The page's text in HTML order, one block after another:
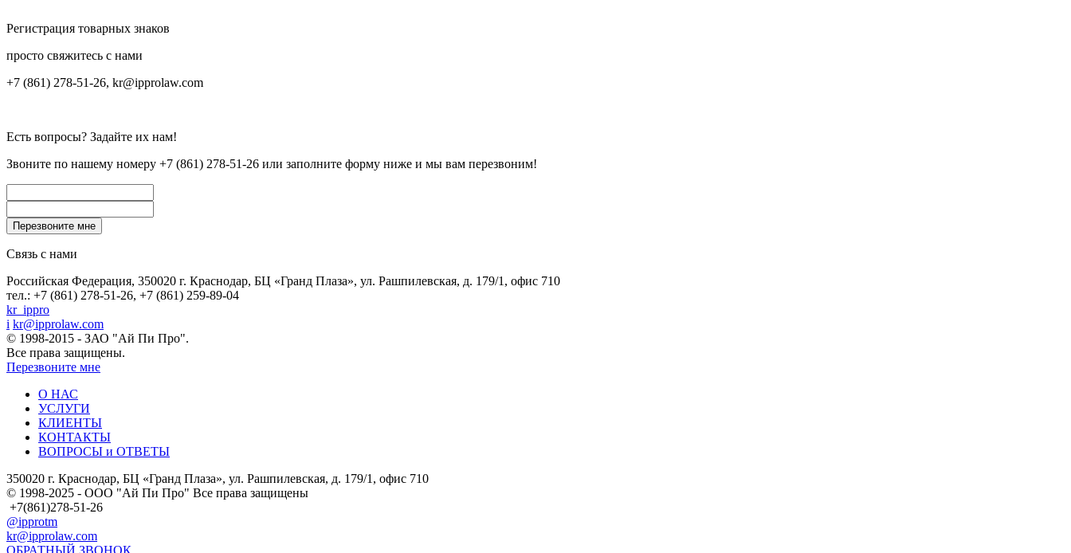
Регистрация товарных знаков
просто свяжитесь с нами
+7 (861) 278-51-26, kr@ipprolaw.com
Есть вопросы? Задайте их нам!
Звоните по нашему номеру +7 (861) 278-51-26 или заполните форму ниже и мы вам перезвоним!
Связь с нами
Российская Федерация, 350020 г. Краснодар, БЦ «Гранд Плаза», ул. Рашпилевская, д. 179/1, офис 710
тел.: +7 (861) 278-51-26, +7 (861) 259-89-04
kr_ippro
i kr@ipprolaw.com
© 1998-2015 - ЗАО "Ай Пи Про".
Все права защищены.
Перезвоните мне
О НАС
УСЛУГИ
КЛИЕНТЫ
КОНТАКТЫ
ВОПРОСЫ и ОТВЕТЫ
350020 г. Краснодар, БЦ «Гранд Плаза», ул. Рашпилевская, д. 179/1, офис 710
© 1998-2025 - ООО "Ай Пи Про" Все права защищены
+7(861)278-51-26
@ipprotm
kr@ipprolaw.com